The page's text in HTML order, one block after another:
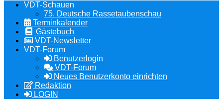
VDT-Schauen
75. Deutsche Rassetaubenschau
Terminkalender
Gästebuch
VDT-Newsletter
VDT-Forum
Benutzerlogin
VDT-Forum
Neues Benutzerkonto einrichten
Redaktion
LOGIN